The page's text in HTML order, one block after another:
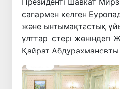
Президенті Шавкат
сапармен келген
және ынтымақтастық
ұлттар істері
Қайрат